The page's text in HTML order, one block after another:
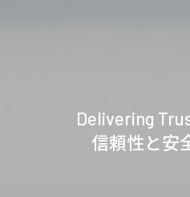
Delivering
信頼性と安